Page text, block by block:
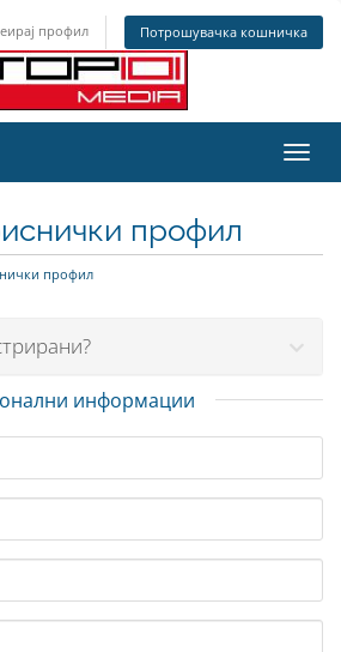
профил Потрошувачка кошничка
ја
профил
профил
информации